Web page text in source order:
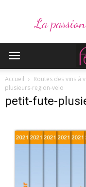
La
Accueil Routes des vins à
plusieurs-region-velo
petit-fute-